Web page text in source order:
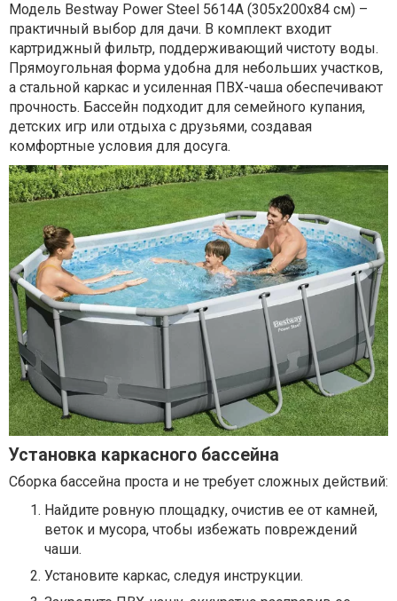
Модель Bestway Power Steel 5614A (305х200х84 см) –
практичный выбор для дачи. В комплект входит
картриджный фильтр, поддерживающий чистоту воды.
Прямоугольная форма удобна для небольших участков,
а стальной каркас и усиленная ПВХ-чаша обеспечивают
прочность. Бассейн подходит для семейного купания,
детских игр или отдыха с друзьями, создавая
комфортные условия для досуга.
Установка каркасного бассейна
Сборка бассейна проста и не требует сложных действий:
Найдите ровную площадку, очистив ее от камней,
веток и мусора, чтобы избежать повреждений
чаши.
Установите каркас, следуя инструкции.